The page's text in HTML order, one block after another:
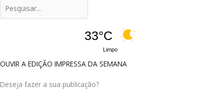
33°C
Limpo
OUVIR A EDIÇÃO IMPRESSA DA SEMANA
Deseja fazer a sua publicação?